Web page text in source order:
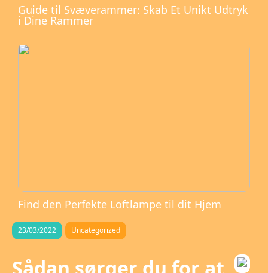
Guide til Svæverammer: Skab Et Unikt Udtryk
i Dine Rammer
Find den Perfekte Loftlampe til dit Hjem
23/03/2022 Uncategorized